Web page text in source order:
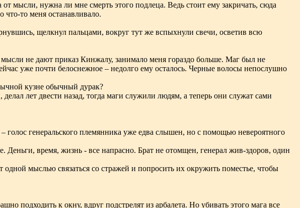
мысли, нужна ли мне смерть этого подлеца. Ведь стоит ему закричать, сюда
что-то меня останавливало.
щелкнул пальцами, вокруг тут же вспыхнули свечи, осветив всю
не дают приказ Кинжалу, занимало меня гораздо больше. Маг был не
уже почти белоснежное – недолго ему осталось. Черные волосы непослушно
кузне обычный дурак?
лет двести назад, тогда маги служили людям, а теперь они служат сами
голос генеральского племянника уже едва слышен, но с помощью невероятного
Деньги, время, жизнь - все напрасно. Брат не отомщен, генерал жив-здоров, один
мыслью связаться со стражей и попросить их окружить поместье, чтобы
подходить к окну, вдруг подстрелят из арбалета. Но убивать этого мага все